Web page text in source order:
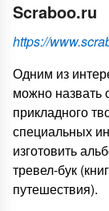
Scraboo.ru
https://
Одним из
можно назвать
прикладного
специальных
изготовить
тревел-бук
путешествия).